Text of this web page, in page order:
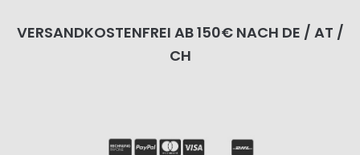
VERSANDKOSTENFREI AB 150€ NACH DE / AT /
CH